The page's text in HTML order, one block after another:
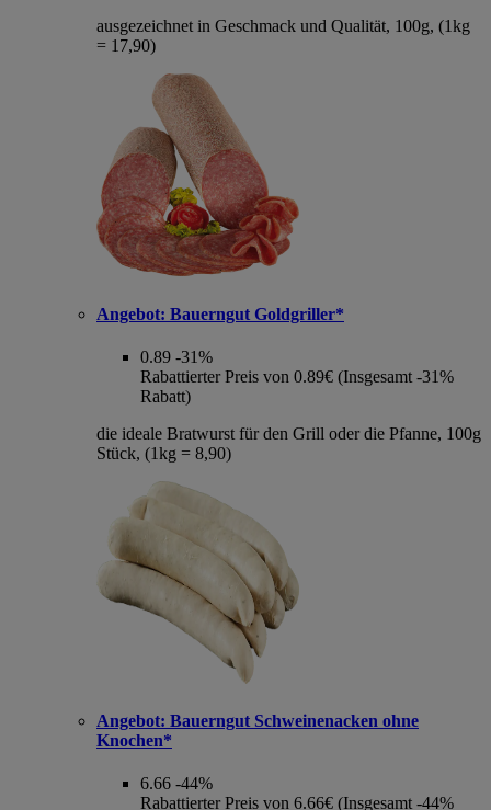
ausgezeichnet in Geschmack und Qualität, 100g, (1kg
= 17,90)
Angebot: Bauerngut Goldgriller*
0.89 -31%
Rabattierter Preis von 0.89€ (Insgesamt -31%
Rabatt)
die ideale Bratwurst für den Grill oder die Pfanne, 100g
Stück, (1kg = 8,90)
Angebot: Bauerngut Schweinenacken ohne
Knochen*
6.66 -44%
Rabattierter Preis von 6.66€ (Insgesamt -44%